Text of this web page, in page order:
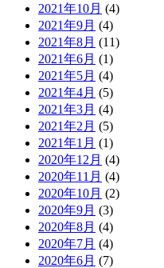
2021年10月 (4)
2021年9月 (4)
2021年8月 (11)
2021年6月 (1)
2021年5月 (4)
2021年4月 (5)
2021年3月 (4)
2021年2月 (5)
2021年1月 (1)
2020年12月 (4)
2020年11月 (4)
2020年10月 (2)
2020年9月 (3)
2020年8月 (4)
2020年7月 (4)
2020年6月 (7)